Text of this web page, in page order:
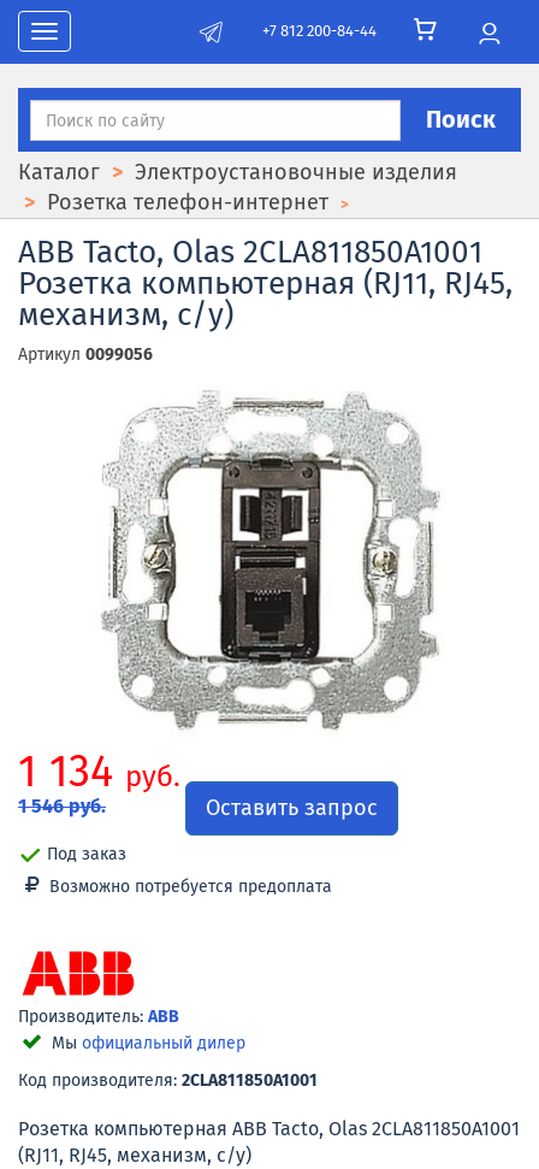
Toggle navigation
+7 812 200-84-44
Поиск
Каталог
Электроустановочные изделия
Розетка телефон-интернет
ABB Tacto, Olas 2CLA811850A1001
Розетка компьютерная (RJ11, RJ45,
механизм, с/у)
Артикул 0099056
1 134 руб.
1 546 руб. Оставить запрос
Под заказ
Возможно потребуется предоплата
Производитель: ABB
Мы официальный дилер
Код производителя: 2CLA811850A1001
Розетка компьютерная ABB Tacto, Olas 2CLA811850A1001
(RJ11, RJ45, механизм, с/у)